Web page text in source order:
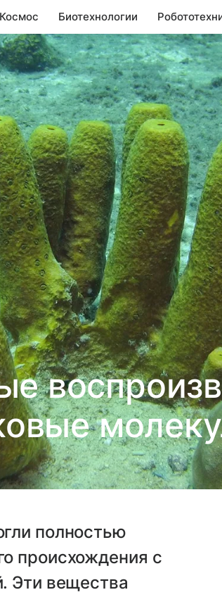
Космос Биотехнологии
полностью
происхождения с
Эти вещества